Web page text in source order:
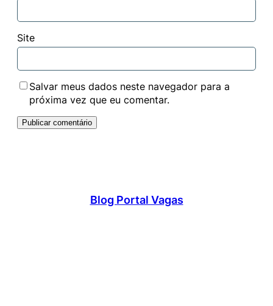
Site
Salvar meus dados neste navegador para a
próxima vez que eu comentar.
Blog Portal Vagas